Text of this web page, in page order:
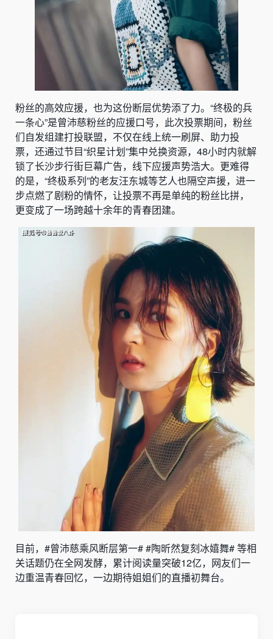
粉丝的高效应援，也为这份断层优势添了力。“终极的兵
一条心”是曾沛慈粉丝的应援口号，此次投票期间，粉丝
们自发组建打投联盟，不仅在线上统一刷屏、助力投
票，还通过节目“织星计划”集中兑换资源，48小时内就解
锁了长沙步行街巨幕广告，线下应援声势浩大。更难得
的是，“终极系列”的老友汪东城等艺人也隔空声援，进一
步点燃了剧粉的情怀，让投票不再是单纯的粉丝比拼，
更变成了一场跨越十余年的青春团建。
目前，#曾沛慈乘风断层第一# #陶昕然复刻冰嬉舞# 等相
关话题仍在全网发酵，累计阅读量突破12亿，网友们一
边重温青春回忆，一边期待姐姐们的直播初舞台。